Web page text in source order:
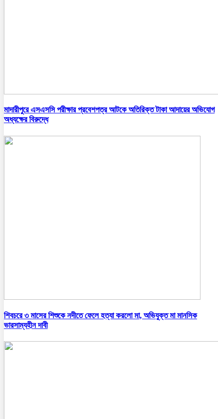
মাদারীপুরে এসএসসি পরীক্ষার প্রবেশপত্র আটকে অতিরিক্ত টাকা আদায়ের অভিযোগ
অধ্যক্ষের বিরুদ্ধে
শিবচরে ৩ মাসের শিশুকে নদীতে ফেলে হত্যা করলো মা, অভিযুক্ত মা মানসিক
ভারসাম্যহীন দাবী